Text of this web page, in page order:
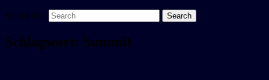
Search for:
Schlagwort: Summit